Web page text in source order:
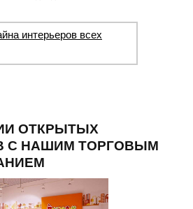
интерьеров всех
ОТКРЫТЫХ
С НАШИМ ТОРГОВЫМ